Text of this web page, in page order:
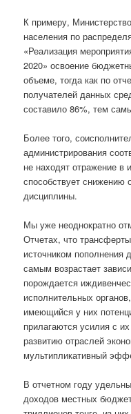
К примеру,
населения по
«Реализация
2020» освоение
объеме, тогда как по
получателей данных
составило 86%, тем
Более того,
администрирования
не находят отражение в
способствует снижению
дисциплины.
Мы уже неоднократно
Отчетах, что
источником
самым возрастает
порождается
исполнительных
имеющийся у них
прилагаются усилия с
развитию отраслей
мультипликативный
В отчетном году
доходов местных